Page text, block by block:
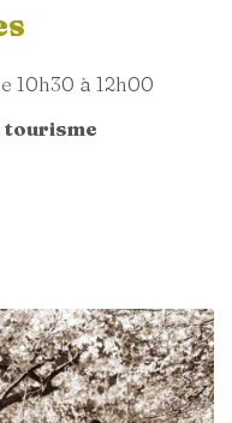
10h30 à 12h00
tourisme